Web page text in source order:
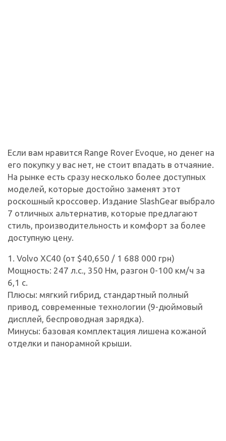
Если вам нравится Range Rover Evoque, но денег на
его покупку у вас нет, не стоит впадать в отчаяние.
На рынке есть сразу несколько более доступных
моделей, которые достойно заменят этот
роскошный кроссовер. Издание SlashGear выбрало
7 отличных альтернатив, которые предлагают
стиль, производительность и комфорт за более
доступную цену.
1. Volvo XC40 (от $40,650 / 1 688 000 грн)
Мощность: 247 л.с., 350 Нм, разгон 0-100 км/ч за
6,1 с.
Плюсы: мягкий гибрид, стандартный полный
привод, современные технологии (9-дюймовый
дисплей, беспроводная зарядка).
Минусы: базовая комплектация лишена кожаной
отделки и панорамной крыши.